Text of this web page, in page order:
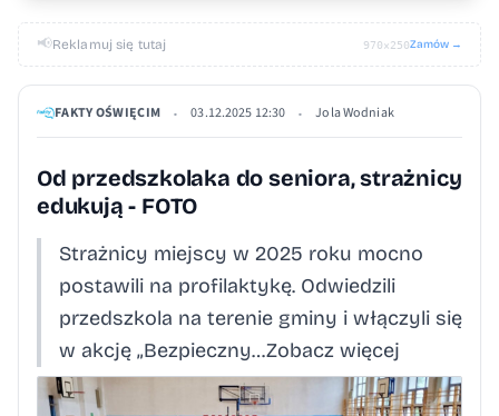
📢Reklamuj się tutaj 970×250Zamów →
FAKTY OŚWIĘCIM • 03.12.2025 12:30 • Jola Wodniak
Od przedszkolaka do seniora, strażnicy
edukują - FOTO
Strażnicy miejscy w 2025 roku mocno
postawili na profilaktykę. Odwiedzili
przedszkola na terenie gminy i włączyli się
w akcję „Bezpieczny…Zobacz więcej